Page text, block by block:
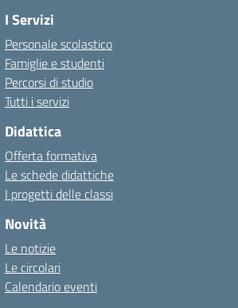
I Servizi
Personale scolastico
Famiglie e studenti
Percorsi di studio
Tutti i servizi
Didattica
Offerta formativa
Le schede didattiche
I progetti delle classi
Novità
Le notizie
Le circolari
Calendario eventi